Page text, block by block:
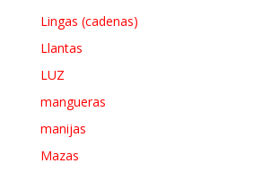
Lingas (cadenas)
Llantas
LUZ
mangueras
manijas
Mazas